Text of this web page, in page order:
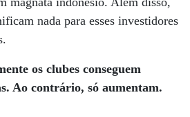
nada para esses investidores
os clubes conseguem
Ao contrário, só aumentam.